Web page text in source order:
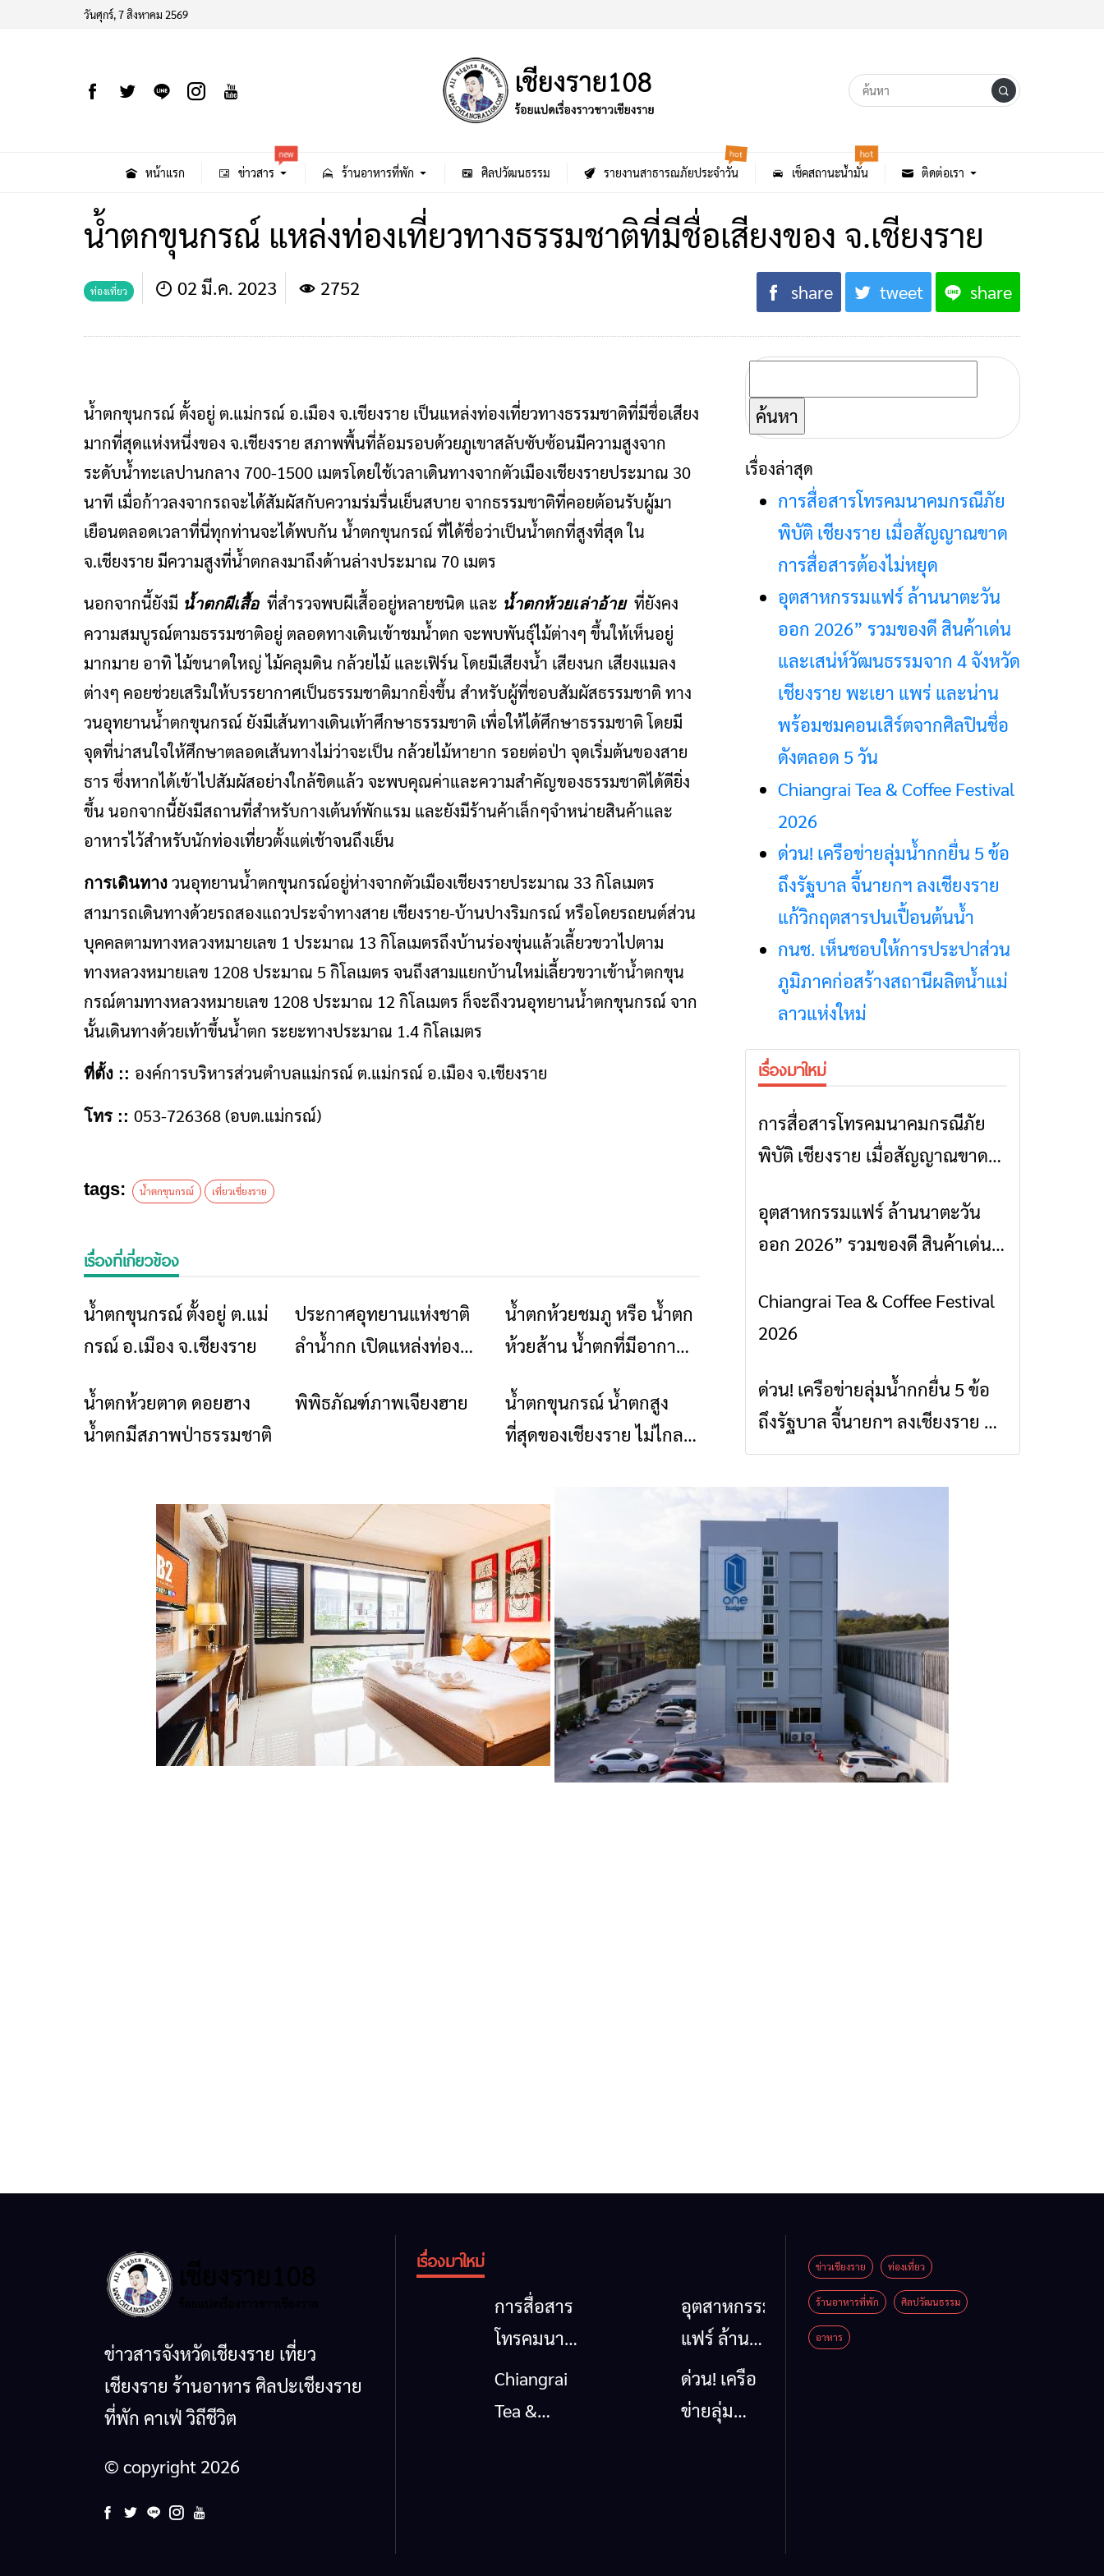
วันศุกร์, 7 สิงหาคม 2569
หน้าแรก ข่าวสาร
new
ร้านอาหารที่พัก ศิลปวัฒนธรรม รายงานสาธารณภัยประจำวัน
hot
เช็คสถานะน้ำมัน
hot
ติดต่อเรา
น้ำตกขุนกรณ์ แหล่งท่องเที่ยวทางธรรมชาติที่มีชื่อเสียงของ จ.เชียงราย
ท่องเที่ยว 02 มี.ค. 2023 2752 share tweet share
น้ำตกขุนกรณ์ ตั้งอยู่ ต.แม่กรณ์ อ.เมือง จ.เชียงราย เป็นแหล่งท่องเที่ยวทางธรรมชาติที่มีชื่อเสียง
มากที่สุดแห่งหนึ่งของ จ.เชียงราย สภาพพื้นที่ล้อมรอบด้วยภูเขาสลับซับซ้อนมีความสูงจาก
ระดับน้ำทะเลปานกลาง 700-1500 เมตรโดยใช้เวลาเดินทางจากตัวเมืองเชียงรายประมาณ 30
นาที เมื่อก้าวลงจากรถจะได้สัมผัสกับความร่มรื่นเย็นสบาย จากธรรมชาติที่คอยต้อนรับผู้มา
เยือนตลอดเวลาที่นี่ทุกท่านจะได้พบกัน น้ำตกขุนกรณ์ ที่ได้ชื่อว่าเป็นน้ำตกที่สูงที่สุด ใน
จ.เชียงราย มีความสูงที่น้ำตกลงมาถึงด้านล่างประมาณ 70 เมตร
นอกจากนี้ยังมี น้ำตกผีเสื้อที่สำรวจพบผีเสื้ออยู่หลายชนิด และ น้ำตกห้วยเล่าอ้ายที่ยังคง
ความสมบูรณ์ตามธรรมชาติอยู่ ตลอดทางเดินเข้าชมน้ำตก จะพบพันธุ์ไม้ต่างๆ ขึ้นให้เห็นอยู่
มากมาย อาทิ ไม้ขนาดใหญ่ ไม้คลุมดิน กล้วยไม้ และเฟิร์น โดยมีเสียงน้ำ เสียงนก เสียงแมลง
ต่างๆ คอยช่วยเสริมให้บรรยากาศเป็นธรรมชาติมากยิ่งขึ้น สำหรับผู้ที่ชอบสัมผัสธรรมชาติ ทาง
วนอุทยานน้ำตกขุนกรณ์ ยังมีเส้นทางเดินเท้าศึกษาธรรมชาติ เพื่อให้ได้ศึกษาธรรมชาติ โดยมี
จุดที่น่าสนใจให้ศึกษาตลอดเส้นทางไม่ว่าจะเป็น กล้วยไม้หายาก รอยต่อป่า จุดเริ่มต้นของสาย
ธาร ซึ่งหากได้เข้าไปสัมผัสอย่างใกล้ชิดแล้ว จะพบคุณค่าและความสำคัญของธรรมชาติได้ดียิ่ง
ขึ้น นอกจากนี้ยังมีสถานที่สำหรับกางเต้นท์พักแรม และยังมีร้านค้าเล็กๆจำหน่ายสินค้าและ
อาหารไว้สำหรับนักท่องเที่ยวตั้งแต่เช้าจนถึงเย็น
การเดินทาง วนอุทยานน้ำตกขุนกรณ์อยู่ห่างจากตัวเมืองเชียงรายประมาณ 33 กิโลเมตร
สามารถเดินทางด้วยรถสองแถวประจำทางสาย เชียงราย-บ้านปางริมกรณ์ หรือโดยรถยนต์ส่วน
บุคคลตามทางหลวงหมายเลข 1 ประมาณ 13 กิโลเมตรถึงบ้านร่องขุ่นแล้วเลี้ยวขวาไปตาม
ทางหลวงหมายเลข 1208 ประมาณ 5 กิโลเมตร จนถึงสามแยกบ้านใหม่เลี้ยวขวาเข้าน้ำตกขุน
กรณ์ตามทางหลวงหมายเลข 1208 ประมาณ 12 กิโลเมตร ก็จะถึงวนอุทยานน้ำตกขุนกรณ์ จาก
นั้นเดินทางด้วยเท้าขึ้นน้ำตก ระยะทางประมาณ 1.4 กิโลเมตร
ที่ตั้ง :: องค์การบริหารส่วนตำบลแม่กรณ์ ต.แม่กรณ์ อ.เมือง จ.เชียงราย
โทร :: 053-726368 (อบต.แม่กรณ์)
tags: น้ำตกขุนกรณ์ เที่ยวเชี่ยงราย
เรื่องที่เกี่ยวข้อง
ท่องเที่ยว
น้ำตกขุนกรณ์ ตั้งอยู่ ต.แม่
กรณ์ อ.เมือง จ.เชียงราย
ข่าวเชียงราย
ประกาศอุทยานแห่งชาติ
ลำน้ำกก เปิดแหล่งท่อง
ท่องเที่ยว
น้ำตกห้วยชมภู หรือ น้ำตก
ห้วยส้าน น้ำตกที่มีอากาศ
ท่องเที่ยว
น้ำตกห้วยตาด ดอยฮาง
น้ำตกมีสภาพป่าธรรมชาติ
ท่องเที่ยว
พิพิธภัณฑ์ภาพเจียงฮาย ท่องเที่ยว
น้ำตกขุนกรณ์ น้ำตกสูง
ที่สุดของเชียงราย ไม่ไกล
ค้นหา
สำหรับ:
เรื่องล่าสุด
การสื่อสารโทรคมนาคมกรณีภัย
พิบัติ เชียงราย เมื่อสัญญาณขาด
การสื่อสารต้องไม่หยุด
อุตสาหกรรมแฟร์ ล้านนาตะวัน
ออก 2026” รวมของดี สินค้าเด่น
และเสน่ห์วัฒนธรรมจาก 4 จังหวัด
เชียงราย พะเยา แพร่ และน่าน
พร้อมชมคอนเสิร์ตจากศิลปินชื่อ
ดังตลอด 5 วัน
Chiangrai Tea & Coffee Festival
2026
ด่วน! เครือข่ายลุ่มน้ำกกยื่น 5 ข้อ
ถึงรัฐบาล จี้นายกฯ ลงเชียงราย
แก้วิกฤตสารปนเปื้อนต้นน้ำ
กนช. เห็นชอบให้การประปาส่วน
ภูมิภาคก่อสร้างสถานีผลิตน้ำแม่
ลาวแห่งใหม่
เรื่องมาใหม่
ข่าวเชียงราย
การสื่อสารโทรคมนาคมกรณีภัย
พิบัติ เชียงราย เมื่อสัญญาณขาด
ข่าวเชียงราย
อุตสาหกรรมแฟร์ ล้านนาตะวัน
ออก 2026” รวมของดี สินค้าเด่น
เชียงราย พะเยา แพร่ และน่าน
พร้อมชมคอนเสิร์ตจากศิลปินชื่อ
ข่าวเชียงราย
Chiangrai Tea & Coffee Festival
2026
ข่าวเชียงราย
ด่วน! เครือข่ายลุ่มน้ำกกยื่น 5 ข้อ
ถึงรัฐบาล จี้นายกฯ ลงเชียงราย แก้
วิกฤตสารปนเปื้อนต้นน้ำ
ข่าวสารจังหวัดเชียงราย เที่ยว
เชียงราย ร้านอาหาร ศิลปะเชียงราย
ที่พัก คาเฟ่ วิถีชีวิต
© copyright 2026
เรื่องมาใหม่
การสื่อสาร
โทรคมนาคม
กรณีภัย
พิบัติ
อุตสาหกรรม
แฟร์ ล้าน
นาตะวัน
ออก
Chiangrai
Tea &
ด่วน! เครือ
ข่ายลุ่มน้ำ
ข่าวเชียงราย ท่องเที่ยว
ร้านอาหารที่พัก ศิลปวัฒนธรรม
อาหาร